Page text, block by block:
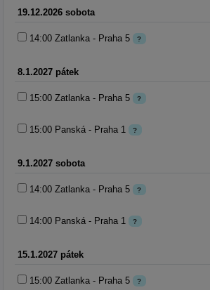
19.12.2026 sobota
14:00 Zatlanka - Praha 5 ?
8.1.2027 pátek
15:00 Zatlanka - Praha 5 ?
15:00 Panská - Praha 1 ?
9.1.2027 sobota
14:00 Zatlanka - Praha 5 ?
14:00 Panská - Praha 1 ?
15.1.2027 pátek
15:00 Zatlanka - Praha 5 ?